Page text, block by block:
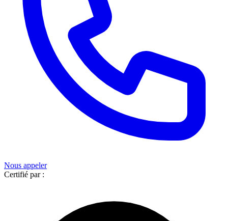
Nous appeler
Certifié par :